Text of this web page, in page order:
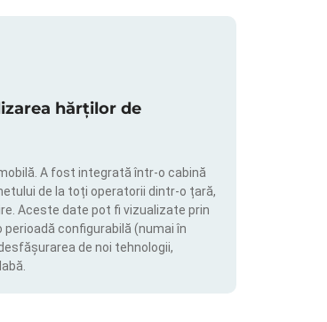
hărților de
A fost integrată într-o cabină
de la toți operatorii dintr-o țară,
Aceste date pot fi vizualizate prin
perioadă configurabilă (numai în
de noi tehnologii,